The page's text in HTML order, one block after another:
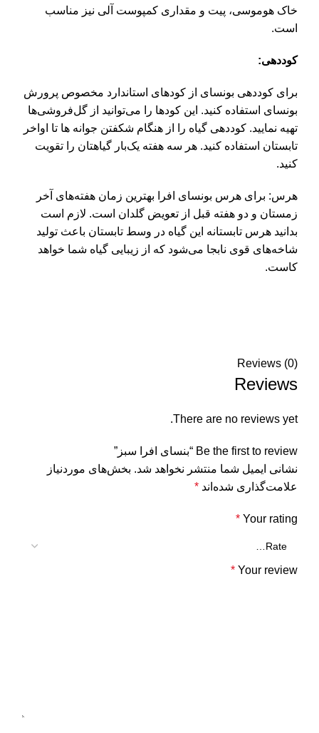
خاک هوموسی، پیت و مقداری کمپوست آلی نیز مناسب
است.
کوددهی:
برای کوددهی بونسای از کودهای استاندارد مخصوص پرورش
بونسای استفاده کنید. این کودها را می‌توانید از گل‌فروشی‌ها
تهیه نمایید. کوددهی گیاه را از هنگام شکفتن جوانه ها تا اواخر
تابستان استفاده کنید. هر سه هفته یک‌بار گیاهتان را تقویت
کنید.
هرس: برای هرس بونسای افرا بهترین زمان هفته‌های آخر
زمستان و دو هفته قبل از تعویض گلدان است. لازم است
بدانید هرس تابستانه این گیاه در وسط تابستان باعث تولید
شاخه‌های قوی نابجا می‌شود که از زیبایی گیاه شما خواهد
کاست.
Reviews (0)
Reviews
There are no reviews yet.
Be the first to review “بنسای افرا سبز”
نشانی ایمیل شما منتشر نخواهد شد. بخش‌های موردنیاز
علامت‌گذاری شده‌اند *
Your rating
*
Your review
*